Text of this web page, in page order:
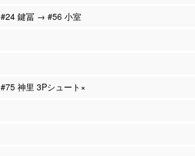
#24 鍵冨 → #56 小室
#75 神里 3Pシュート×